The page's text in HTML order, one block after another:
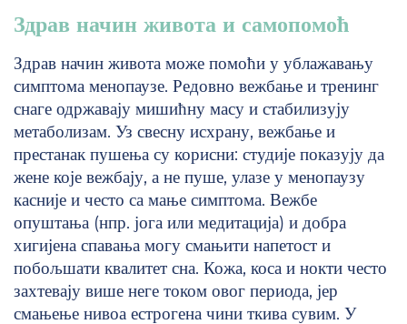
Здрав начин живота и самопомоћ
Здрав начин живота може помоћи у ублажавању
симптома менопаузе. Редовно вежбање и тренинг
снаге одржавају мишићну масу и стабилизују
метаболизам. Уз свесну исхрану, вежбање и
престанак пушења су корисни: студије показују да
жене које вежбају, а не пуше, улазе у менопаузу
касније и често са мање симптома. Вежбе
опуштања (нпр. јога или медитација) и добра
хигијена спавања могу смањити напетост и
побољшати квалитет сна. Кожа, коса и нокти често
захтевају више неге током овог периода, јер
смањење нивоа естрогена чини ткива сувим. У